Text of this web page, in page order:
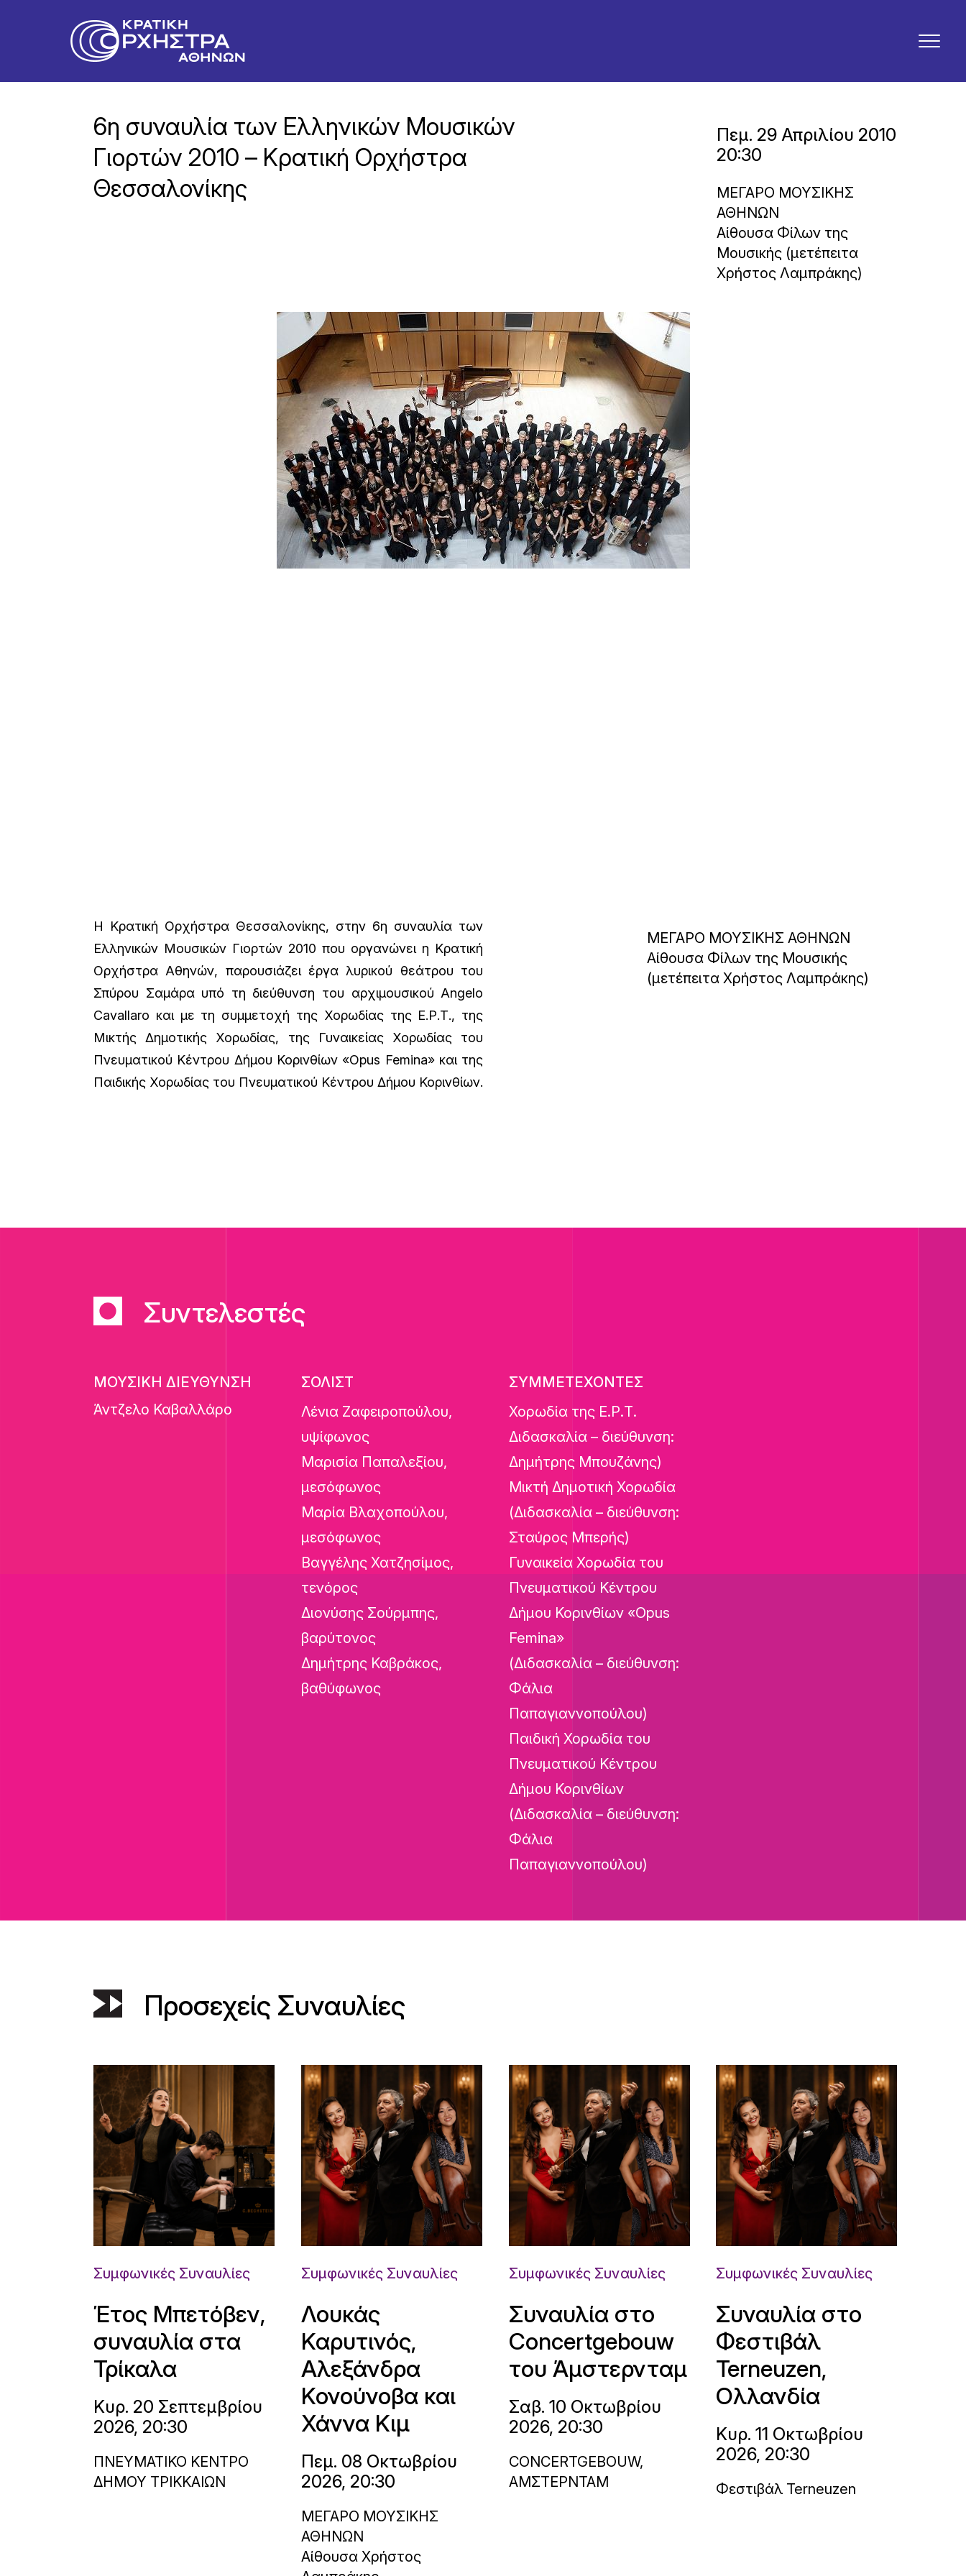
6η συναυλία των Ελληνικών Μουσικών
Γιορτών 2010 – Κρατική Ορχήστρα
Θεσσαλονίκης
Πεμ. 29 Απριλίου 2010
20:30
ΜΕΓΑΡΟ ΜΟΥΣΙΚΗΣ
ΑΘΗΝΩΝ
Αίθουσα Φίλων της
Μουσικής (μετέπειτα
Χρήστος Λαμπράκης)
Η Κρατική Ορχήστρα Θεσσαλονίκης, στην 6η συναυλία των
Ελληνικών Μουσικών Γιορτών 2010 που οργανώνει η Κρατική
Ορχήστρα Αθηνών, παρουσιάζει έργα λυρικού θεάτρου του
Σπύρου Σαμάρα υπό τη διεύθυνση του αρχιμουσικού Angelo
Cavallaro και με τη συμμετοχή της Χορωδίας της Ε.Ρ.Τ., της
Μικτής Δημοτικής Χορωδίας, της Γυναικείας Χορωδίας του
Πνευματικού Κέντρου Δήμου Κορινθίων «Opus Femina» και της
Παιδικής Χορωδίας του Πνευματικού Κέντρου Δήμου Κορινθίων.
ΜΕΓΑΡΟ ΜΟΥΣΙΚΗΣ ΑΘΗΝΩΝ
Αίθουσα Φίλων της Μουσικής
(μετέπειτα Χρήστος Λαμπράκης)
Συντελεστές
ΜΟΥΣΙΚΗ ΔΙΕΥΘΥΝΣΗ
Άντζελο Καβαλλάρο
ΣΟΛΙΣΤ
Λένια Ζαφειροπούλου,
υψίφωνος
Μαρισία Παπαλεξίου,
μεσόφωνος
Μαρία Βλαχοπούλου,
μεσόφωνος
Βαγγέλης Χατζησίμος,
τενόρος
Διονύσης Σούρμπης,
βαρύτονος
Δημήτρης Καβράκος,
βαθύφωνος
ΣΥΜΜΕΤΕΧΟΝΤΕΣ
Χορωδία της Ε.Ρ.Τ.
Διδασκαλία – διεύθυνση:
Δημήτρης Μπουζάνης)
Μικτή Δημοτική Χορωδία
(Διδασκαλία – διεύθυνση:
Σταύρος Μπερής)
Γυναικεία Χορωδία του
Πνευματικού Κέντρου
Δήμου Κορινθίων «Opus
Femina»
(Διδασκαλία – διεύθυνση:
Φάλια
Παπαγιαννοπούλου)
Παιδική Χορωδία του
Πνευματικού Κέντρου
Δήμου Κορινθίων
(Διδασκαλία – διεύθυνση:
Φάλια
Παπαγιαννοπούλου)
Προσεχείς Συναυλίες
Συμφωνικές Συναυλίες
Έτος Μπετόβεν,
συναυλία στα
Τρίκαλα
Κυρ. 20 Σεπτεμβρίου
2026, 20:30
ΠΝΕΥΜΑΤΙΚΟ ΚΕΝΤΡΟ
ΔΗΜΟΥ ΤΡΙΚΚΑΙΩΝ
Συμφωνικές Συναυλίες
Λουκάς
Καρυτινός,
Αλεξάνδρα
Κονούνοβα και
Χάννα Κιμ
Πεμ. 08 Οκτωβρίου
2026, 20:30
ΜΕΓΑΡΟ ΜΟΥΣΙΚΗΣ
ΑΘΗΝΩΝ
Αίθουσα Χρήστος
Συμφωνικές Συναυλίες
Συναυλία στο
Concertgebouw
του Άμστερνταμ
Σαβ. 10 Οκτωβρίου
2026, 20:30
CONCERTGEBOUW,
ΑΜΣΤΕΡΝΤΑΜ
Συμφωνικές Συναυλίες
Συναυλία στο
Φεστιβάλ
Terneuzen,
Ολλανδία
Κυρ. 11 Οκτωβρίου
2026, 20:30
Φεστιβάλ Terneuzen